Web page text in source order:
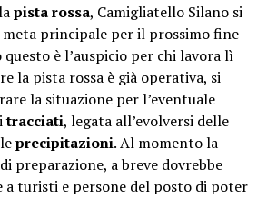
pista rossa, Camigliatello Silano si
meta principale per il prossimo fine
è l’auspicio per chi lavora lì
la pista rossa è già operativa, si
la situazione per l’eventuale
tracciati, legata all’evolversi delle
precipitazioni. Al momento la
preparazione, a breve dovrebbe
a turisti e persone del posto di poter